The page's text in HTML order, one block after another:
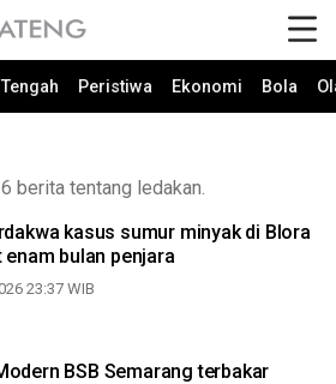
Peristiwa Ekonomi Bola
berita tentang ledakan.
kasus sumur minyak di Blora
enam bulan penjara
23:37 WIB
BSB Semarang terbakar